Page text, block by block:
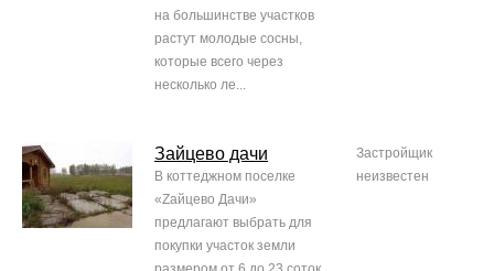
на большинстве участков
растут молодые сосны,
которые всего через
несколько ле...
Зайцево дачи
В коттеджном поселке
«Zайцево Дачи»
предлагают выбрать для
покупки участок земли
Застройщик
неизвестен